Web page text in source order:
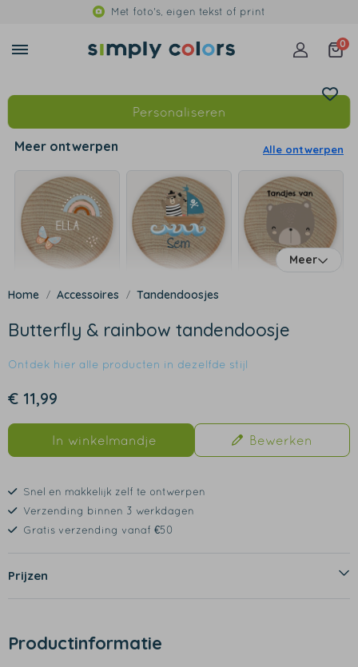
Met foto's, eigen tekst of print
0
Personaliseren
Meer ontwerpen Alle ontwerpen
Meer
Accessoires Tandendoosjes
Butterfly & rainbow tandendoosje
Ontdek hier alle producten in dezelfde stijl
€ 11,99
In winkelmandje Bewerken
Snel en makkelijk zelf te ontwerpen
Verzending binnen 3 werkdagen
Gratis verzending vanaf €50
Prijzen
Productinformatie